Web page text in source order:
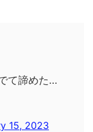
て諦めた…
15, 2023